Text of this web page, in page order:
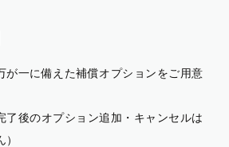
が一に備えた補償オプションをご用意
了後のオプション追加・キャンセルは